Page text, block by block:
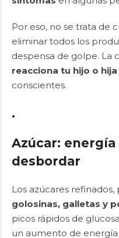
Por eso, no se trata de
eliminar todos los
despensa de golpe. La
reacciona tu hijo o hija
conscientes.
.
Azúcar:
desbordar
Los azúcares refinados,
golosinas, galletas y
picos rápidos de
un aumento de